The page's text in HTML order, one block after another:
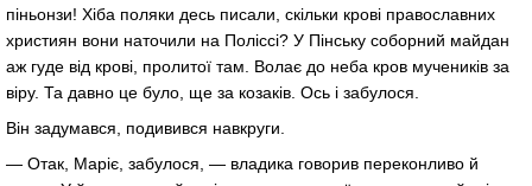
піньонзи! Хіба поляки десь писали, скільки крові православних
християн вони наточили на Поліссі? У Пінську соборний майдан
аж гуде від крові, пролитої там. Волає до неба кров мучеників за
віру. Та давно це було, ще за козаків. Ось і забулося.
Він задумався, подивився навкруги.
— Отак, Маріє, забулося, — владика говорив переконливо й